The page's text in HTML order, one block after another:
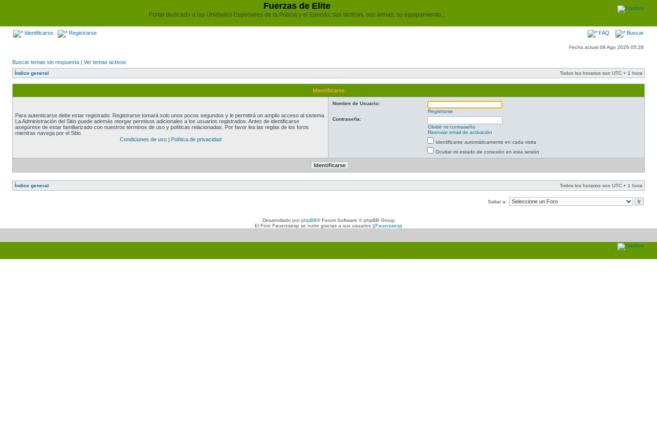
Fuerzas de Elite
Portal dedicado a las Unidades Especiales de la Policia y el Ejercito, sus tácticas, sus armas, su equipamiento...
Identificarse Registrarse FAQ Buscar
Fecha actual 08 Ago 2026 05:28
Buscar temas sin respuesta | Ver temas activos
Índice general Todos los horarios son UTC + 1 hora
Identificarse
Para autenticarse debe estar registrado. Registrarse tomará solo unos pocos segundos y le permitirá un amplio acceso al sistema.
La Administración del Sitio puede además otorgar permisos adicionales a los usuarios registrados. Antes de identificarse
asegúrese de estar familiarizado con nuestros términos de uso y políticas relacionadas. Por favor lea las reglas de los foros
mientras navega por el Sitio.
Condiciones de uso| Política de privacidad
Nombre de Usuario:
Registrarse
Contraseña:
Olvidé mi contraseña
Reenviar email de activación
Identificarse automáticamente en cada visita
Ocultar mi estado de conexión en esta sesión
Índice general Todos los horarios son UTC + 1 hora
Saltar a:
Desarrollado porphpBB® Forum Software © phpBB Group
El Foro Fauerzaesp se nutre gracias a sus usuarios ||Fauerzaesp